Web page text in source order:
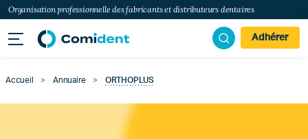
Organisation professionnelle des fabricants et distributeurs dentaires
Adhérer
Accueil > Annuaire > ORTHOPLUS